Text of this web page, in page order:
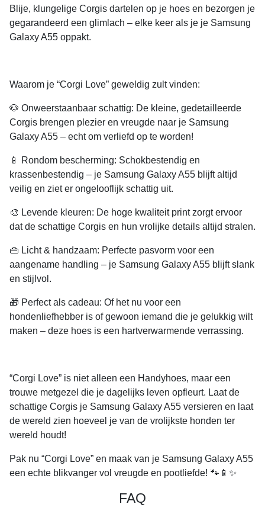
Blije, klungelige Corgis dartelen op je hoes en bezorgen je
gegarandeerd een glimlach – elke keer als je je Samsung
Galaxy A55 oppakt.
Waarom je “Corgi Love” geweldig zult vinden:
🐶 Onweerstaanbaar schattig: De kleine, gedetailleerde
Corgis brengen plezier en vreugde naar je Samsung
Galaxy A55 – echt om verliefd op te worden!
📱 Rondom bescherming: Schokbestendig en
krassenbestendig – je Samsung Galaxy A55 blijft altijd
veilig en ziet er ongelooflijk schattig uit.
🎨 Levende kleuren: De hoge kwaliteit print zorgt ervoor
dat de schattige Corgis en hun vrolijke details altijd stralen.
👜 Licht & handzaam: Perfecte pasvorm voor een
aangename handling – je Samsung Galaxy A55 blijft slank
en stijlvol.
🎁 Perfect als cadeau: Of het nu voor een
hondenliefhebber is of gewoon iemand die je gelukkig wilt
maken – deze hoes is een hartverwarmende verrassing.
“Corgi Love” is niet alleen een Handyhoes, maar een
trouwe metgezel die je dagelijks leven opfleurt. Laat de
schattige Corgis je Samsung Galaxy A55 versieren en laat
de wereld zien hoeveel je van de vrolijkste honden ter
wereld houdt!
Pak nu “Corgi Love” en maak van je Samsung Galaxy A55
een echte blikvanger vol vreugde en pootliefde! 🐾📱✨
FAQ